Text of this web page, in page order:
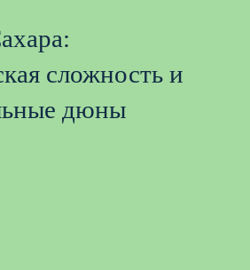
сложность и
дюны